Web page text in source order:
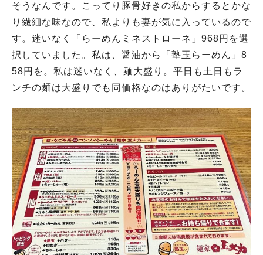
そうなんです。こってり豚骨好きの私からするとかな
り繊細な味なので、私よりも妻が気に入っているので
す。迷いなく「らーめんミネストローネ」968円を選
択していました。私は、醤油から「塾玉らーめん」8
58円を。私は迷いなく、麺大盛り。平日も土日もラ
ンチの麺は大盛りでも同価格なのはありがたいです。